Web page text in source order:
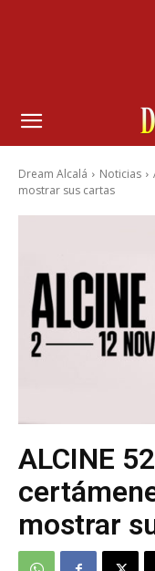
Dream Alcalá Noticias
mostrar sus cartas
ALCINE
mostrar